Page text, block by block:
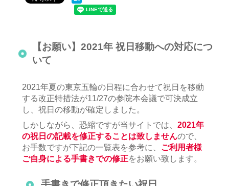
【お願い】2021年 祝日移動への対応につ
いて
2021年夏の東京五輪の日程に合わせて祝日を移動
する改正特措法が11/27の参院本会議で可決成立
し、祝日の移動が確定しました。
しかしながら、恐縮ですが当サイトでは、 2021年
の祝日の記載を修正することは致しませんので、
お手数ですが下記の一覧表を参考に、 ご利用者様
ご自身による手書きでの修正をお願い致します。